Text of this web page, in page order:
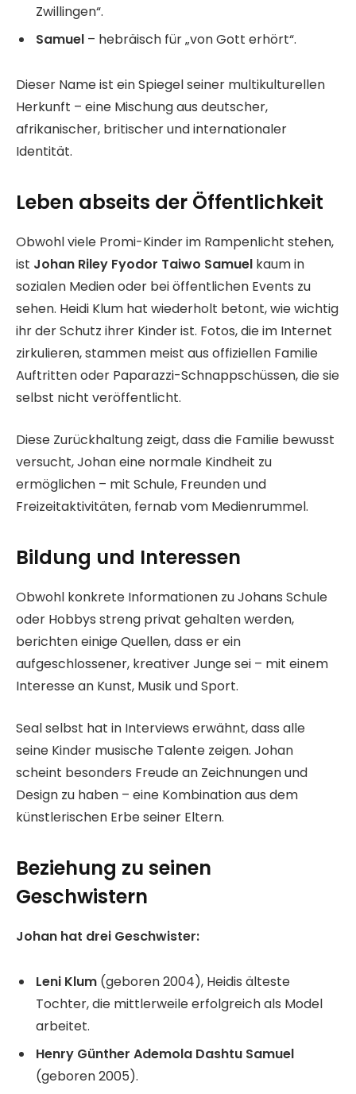
Zwillingen“.
Samuel – hebräisch für „von Gott erhört“.
Dieser Name ist ein Spiegel seiner multikulturellen
Herkunft – eine Mischung aus deutscher,
afrikanischer, britischer und internationaler
Identität.
Leben abseits der Öffentlichkeit
Obwohl viele Promi-Kinder im Rampenlicht stehen,
ist Johan Riley Fyodor Taiwo Samuel kaum in
sozialen Medien oder bei öffentlichen Events zu
sehen. Heidi Klum hat wiederholt betont, wie wichtig
ihr der Schutz ihrer Kinder ist. Fotos, die im Internet
zirkulieren, stammen meist aus offiziellen Familie
Auftritten oder Paparazzi-Schnappschüssen, die sie
selbst nicht veröffentlicht.
Diese Zurückhaltung zeigt, dass die Familie bewusst
versucht, Johan eine normale Kindheit zu
ermöglichen – mit Schule, Freunden und
Freizeitaktivitäten, fernab vom Medienrummel.
Bildung und Interessen
Obwohl konkrete Informationen zu Johans Schule
oder Hobbys streng privat gehalten werden,
berichten einige Quellen, dass er ein
aufgeschlossener, kreativer Junge sei – mit einem
Interesse an Kunst, Musik und Sport.
Seal selbst hat in Interviews erwähnt, dass alle
seine Kinder musische Talente zeigen. Johan
scheint besonders Freude an Zeichnungen und
Design zu haben – eine Kombination aus dem
künstlerischen Erbe seiner Eltern.
Beziehung zu seinen
Geschwistern
Johan hat drei Geschwister:
Leni Klum (geboren 2004), Heidis älteste
Tochter, die mittlerweile erfolgreich als Model
arbeitet.
Henry Günther Ademola Dashtu Samuel
(geboren 2005).